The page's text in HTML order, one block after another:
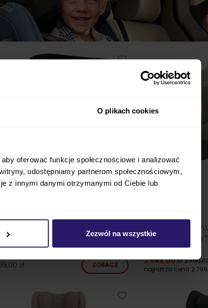
O plikach cookies
oferować funkcje społecznościowe i analizować
udostępniamy partnerom społecznościowym,
z innymi danymi otrzymanymi od Ciebie lub
Zezwól na wszystkie
zł ZOBACZ
24h!
Cybex SIRONA T
obrotowy z bazą T
2 545,00 zł 2
najniższa cena 2